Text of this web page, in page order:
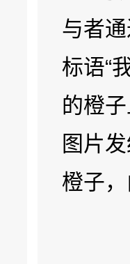
与者
标语“
的橙
图片
橙子